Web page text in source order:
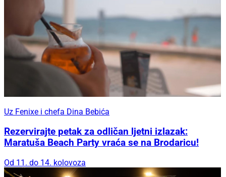
Uz Fenixe i chefa Dina Bebića
Rezervirajte petak za odličan ljetni izlazak:
Maratuša Beach Party vraća se na Brodaricu!
Od 11. do 14. kolovoza